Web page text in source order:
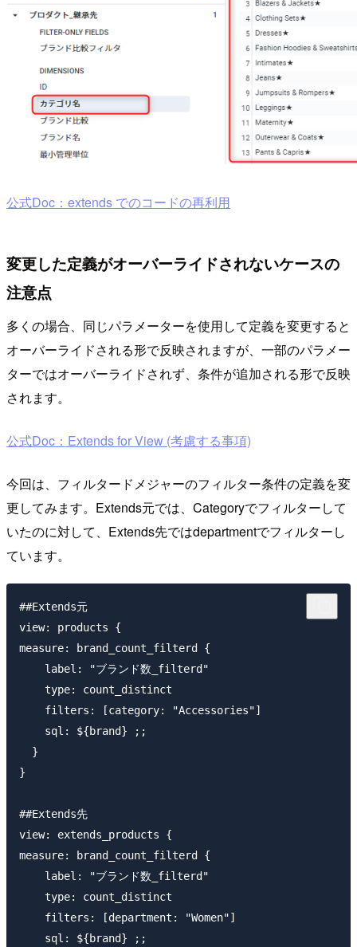
公式Doc：extends でのコードの再利用
変更した定義がオーバーライドされないケースの
注意点
多くの場合、同じパラメーターを使用して定義を変更すると
オーバーライドされる形で反映されますが、一部のパラメー
ターではオーバーライドされず、条件が追加される形で反映
されます。
公式Doc：Extends for View (考慮する事項)
今回は、フィルタードメジャーのフィルター条件の定義を変
更してみます。Extends元では、Categoryでフィルターして
いたのに対して、Extends先ではdepartmentでフィルターし
ています。
##Extends元
view: products {
measure: brand_count_filterd {
    label: "ブランド数_filterd"
    type: count_distinct
    filters: [category: "Accessories"]
    sql: ${brand} ;;
  }
}
##Extends先
view: extends_products {
measure: brand_count_filterd {
    label: "ブランド数_filterd"
    type: count_distinct
    filters: [department: "Women"]
    sql: ${brand} ;;